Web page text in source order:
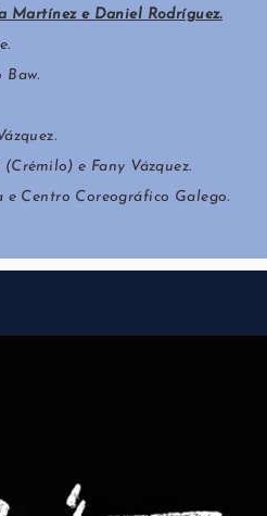
Martínez e Daniel Rodríguez.
Baw.
e Fany Vázquez.
Centro Coreográfico Galego.